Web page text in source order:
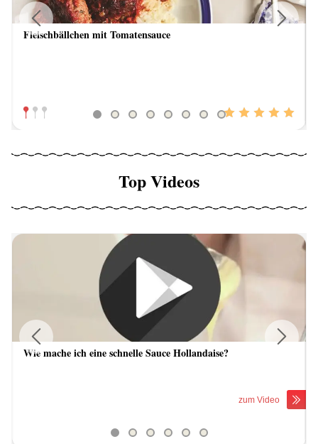
Fleischbällchen mit Tomatensauce
Previous
Top Videos
Wie mache ich eine schnelle Sauce Hollandaise?
zum Video
Previous